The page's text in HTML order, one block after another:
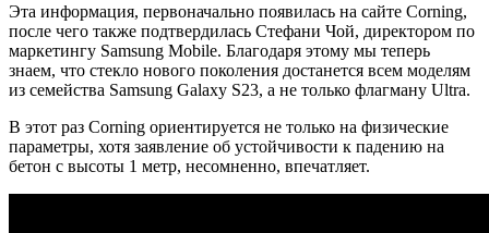
Эта информация, первоначально появилась на сайте Corning,
после чего также подтвердилась Стефани Чой, директором по
маркетингу Samsung Mobile. Благодаря этому мы теперь
знаем, что стекло нового поколения достанется всем моделям
из семейства Samsung Galaxy S23, а не только флагману Ultra.
В этот раз Corning ориентируется не только на физические
параметры, хотя заявление об устойчивости к падению на
бетон с высоты 1 метр, несомненно, впечатляет.